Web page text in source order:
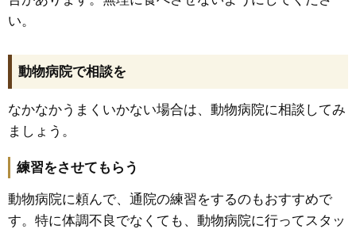
い。
動物病院で相談を
なかなかうまくいかない場合は、動物病院に相談してみ
ましょう。
練習をさせてもらう
動物病院に頼んで、通院の練習をするのもおすすめで
す。特に体調不良でなくても、動物病院に行ってスタッ